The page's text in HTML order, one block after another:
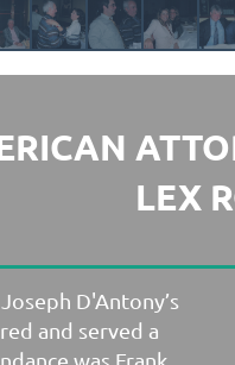
LEX
D'Antony’s
and served a
was Frank